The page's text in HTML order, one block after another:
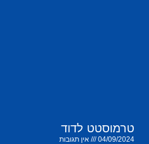
טרמוסטט לדוד
04/09/2024 אין תגובות